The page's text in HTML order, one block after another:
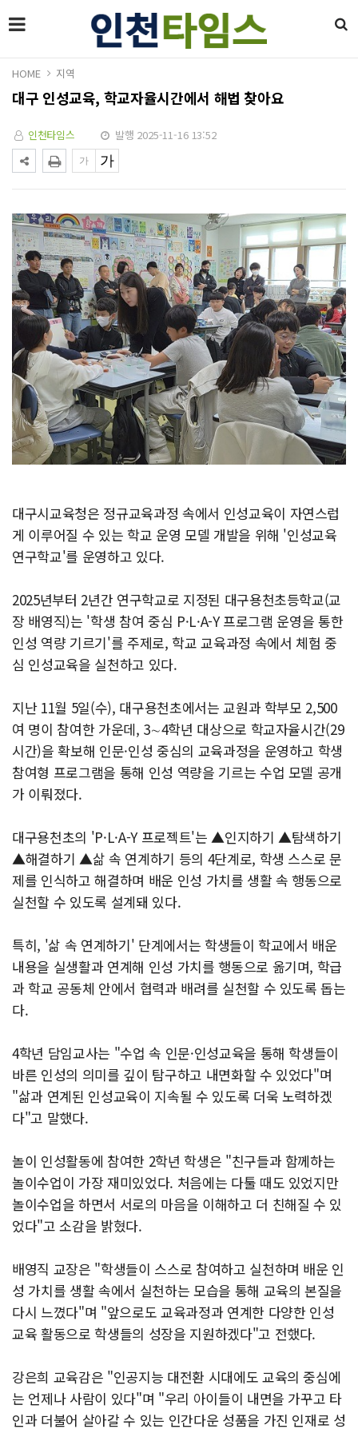
HOME 지역
대구 인성교육, 학교자율시간에서 해법 찾아요
인천타임스 발행 2025-11-16 13:52
대구시교육청은 정규교육과정 속에서 인성교육이 자연스럽
게 이루어질 수 있는 학교 운영 모델 개발을 위해 '인성교육
연구학교'를 운영하고 있다.
2025년부터 2년간 연구학교로 지정된 대구용천초등학교(교
장 배영직)는 '학생 참여 중심 P·L·A-Y 프로그램 운영을 통한
인성 역량 기르기'를 주제로, 학교 교육과정 속에서 체험 중
심 인성교육을 실천하고 있다.
지난 11월 5일(수), 대구용천초에서는 교원과 학부모 2,500
여 명이 참여한 가운데, 3∼4학년 대상으로 학교자율시간(29
시간)을 확보해 인문·인성 중심의 교육과정을 운영하고 학생
참여형 프로그램을 통해 인성 역량을 기르는 수업 모델 공개
가 이뤄졌다.
대구용천초의 'P·L·A-Y 프로젝트'는 ▲인지하기 ▲탐색하기
▲해결하기 ▲삶 속 연계하기 등의 4단계로, 학생 스스로 문
제를 인식하고 해결하며 배운 인성 가치를 생활 속 행동으로
실천할 수 있도록 설계돼 있다.
특히, '삶 속 연계하기' 단계에서는 학생들이 학교에서 배운
내용을 실생활과 연계해 인성 가치를 행동으로 옮기며, 학급
과 학교 공동체 안에서 협력과 배려를 실천할 수 있도록 돕는
다.
4학년 담임교사는 "수업 속 인문·인성교육을 통해 학생들이
바른 인성의 의미를 깊이 탐구하고 내면화할 수 있었다"며
"삶과 연계된 인성교육이 지속될 수 있도록 더욱 노력하겠
다"고 말했다.
놀이 인성활동에 참여한 2학년 학생은 "친구들과 함께하는
놀이수업이 가장 재미있었다. 처음에는 다툴 때도 있었지만
놀이수업을 하면서 서로의 마음을 이해하고 더 친해질 수 있
었다"고 소감을 밝혔다.
배영직 교장은 "학생들이 스스로 참여하고 실천하며 배운 인
성 가치를 생활 속에서 실천하는 모습을 통해 교육의 본질을
다시 느꼈다"며 "앞으로도 교육과정과 연계한 다양한 인성
교육 활동으로 학생들의 성장을 지원하겠다"고 전했다.
강은희 교육감은 "인공지능 대전환 시대에도 교육의 중심에
는 언제나 사람이 있다"며 "우리 아이들이 내면을 가꾸고 타
인과 더불어 살아갈 수 있는 인간다운 성품을 가진 인재로 성